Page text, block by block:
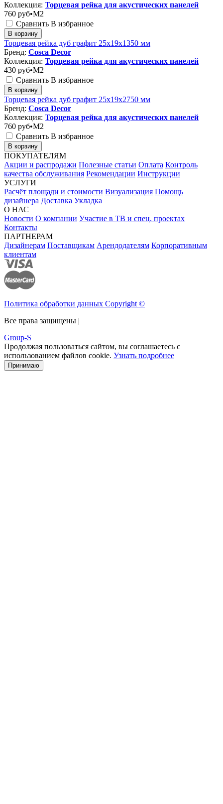
Коллекция: Торцевая рейка для акустических панелей
760 руб•M2
Сравнить В избранное
В корзину
Торцевая рейка дуб графит 25x19x1350 мм
Бренд: Cosca Decor
Коллекция: Торцевая рейка для акустических панелей
430 руб•M2
Сравнить В избранное
В корзину
Торцевая рейка дуб графит 25x19x2750 мм
Бренд: Cosca Decor
Коллекция: Торцевая рейка для акустических панелей
760 руб•M2
Сравнить В избранное
В корзину
ПОКУПАТЕЛЯМ
Акции и распродажи Полезные статьи Оплата Контроль
качества обслуживания Рекомендации Инструкции
УСЛУГИ
Расчёт площади и стоимости Визуализация Помощь
дизайнера Доставка Укладка
О НАС
Новости О компании Участие в ТВ и спец. проектах
Контакты
ПАРТНЕРАМ
Дизайнерам Поставщикам Арендодателям Корпоративным
клиентам
Политика обработки данных Copyright ©
Все права защищены |
Group-S
Продолжая пользоваться сайтом, вы соглашаетесь с
использованием файлов cookie. Узнать подробнее
Принимаю